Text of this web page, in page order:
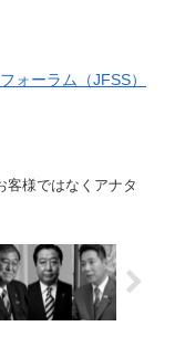
ォーラム（JFSS）
客様ではなくアナタ